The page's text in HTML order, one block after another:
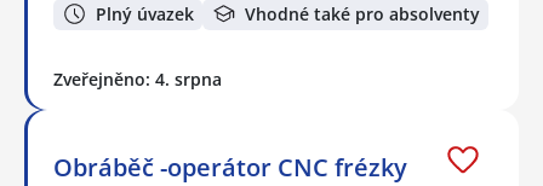
Plný úvazek Vhodné také pro absolventy
Zveřejněno: 4. srpna
Obráběč -operátor CNC frézky